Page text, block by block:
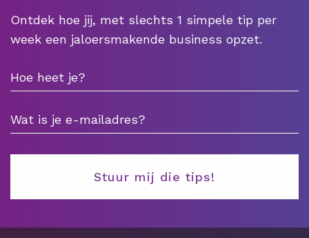
Ontdek hoe jij, met slechts 1 simpele tip per
week een jaloersmakende business opzet.